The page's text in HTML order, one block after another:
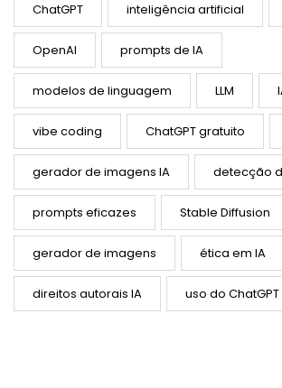
ChatGPT inteligência artificial
OpenAI prompts de IA
modelos de linguagem LLM
vibe coding ChatGPT gratuito
gerador de imagens IA detecção
prompts eficazes Stable Diffusion
gerador de imagens ética em IA
direitos autorais IA uso do ChatGPT